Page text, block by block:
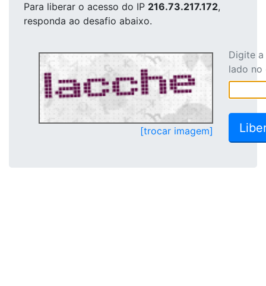
Para liberar o acesso do IP 216.73.217.172,
responda ao desafio abaixo.
[trocar imagem]
Digite
lado no